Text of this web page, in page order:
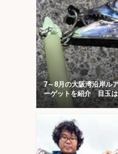
7～8月の大阪湾沿岸ル
ーゲットを紹介 目玉は